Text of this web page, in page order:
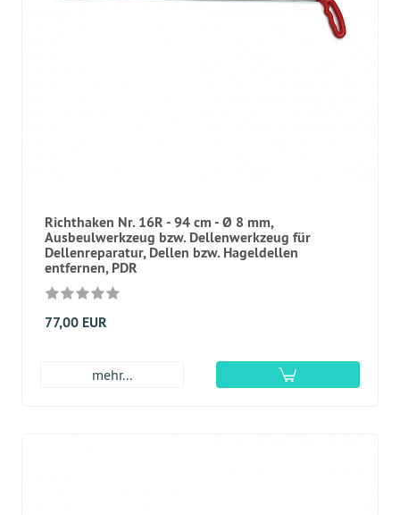
Richthaken Nr. 16R - 94 cm - Ø 8 mm,
Ausbeulwerkzeug bzw. Dellenwerkzeug für
Dellenreparatur, Dellen bzw. Hageldellen
entfernen, PDR
77,00 EUR
mehr...